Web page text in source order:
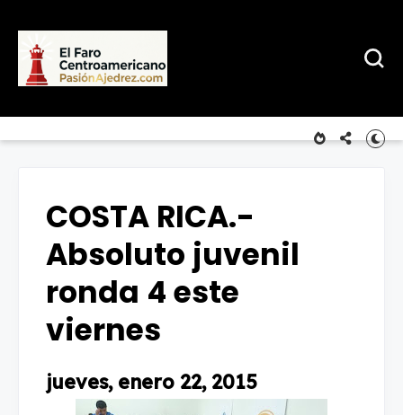
COSTA RICA.-
Absoluto juvenil
ronda 4 este
viernes
jueves, enero 22, 2015